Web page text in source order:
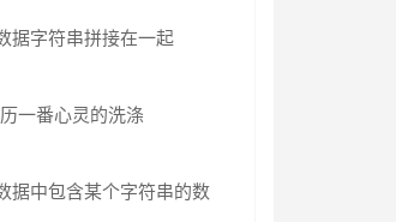
据字符串拼接在一起
一番心灵的洗涤
据中包含某个字符串的数